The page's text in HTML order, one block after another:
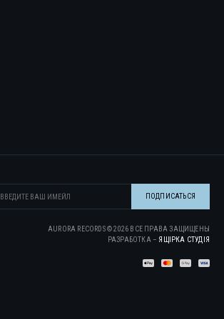
AURORA RECORDS ©2026 ВСЕ ПРАВА ЗАЩИЩЕНЫ
РАЗРАБОТКА – ЯЩІРКА CТУДІЯ